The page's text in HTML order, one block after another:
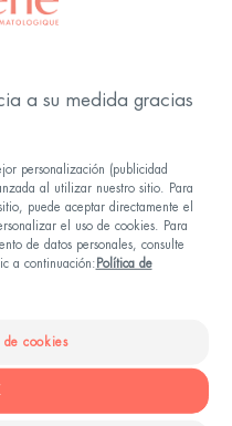
a su medida gracias
personalización (publicidad
al utilizar nuestro sitio. Para
puede aceptar directamente el
el uso de cookies. Para
de datos personales, consulte
a continuación: Política de
cookies